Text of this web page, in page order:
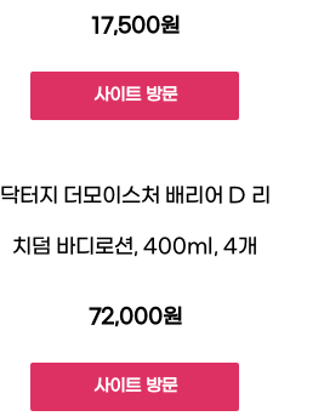
17,500원
사이트 방문
닥터지 더모이스처 배리어 D 리
치덤 바디로션, 400ml, 4개
72,000원
사이트 방문